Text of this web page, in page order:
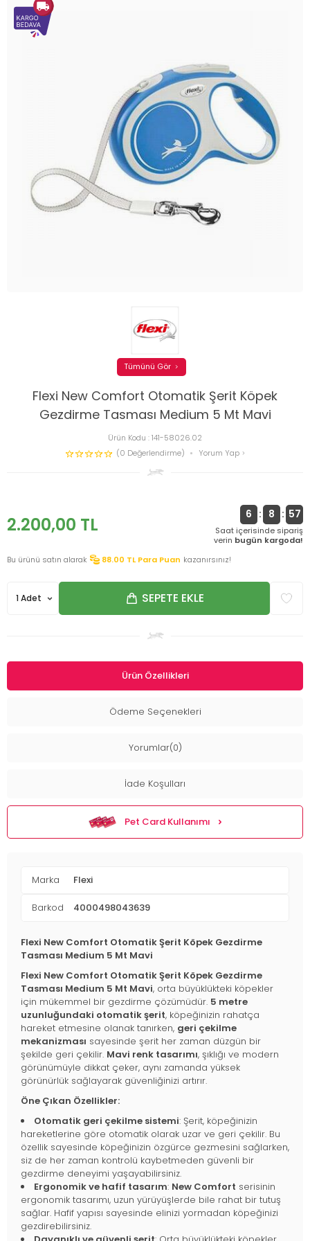
Flexi New Comfort Otomatik Şerit Köpek
Gezdirme Tasması Medium 5 Mt Mavi
Ürün Kodu :141-58026.02
(0 Değerlendirme)
Yorum Yap
Tümünü Gör
2.200,00 TL 6 : 8 : 57
Saat içerisinde sipariş
verin bugün kargoda!
Bu ürünü satın alarak
88.00 TL Para Puan kazanırsınız!
SEPETE EKLE
Ürün Özellikleri
Ödeme Seçenekleri
Yorumlar(0)
İade Koşulları
Pet Card Kullanımı
Marka Flexi
Barkod 4000498043639
Flexi New Comfort Otomatik Şerit Köpek Gezdirme
Tasması Medium 5 Mt Mavi
Flexi New Comfort Otomatik Şerit Köpek Gezdirme
Tasması Medium 5 Mt Mavi, orta büyüklükteki köpekler
için mükemmel bir gezdirme çözümüdür. 5 metre
uzunluğundaki otomatik şerit, köpeğinizin rahatça
hareket etmesine olanak tanırken, geri çekilme
mekanizması sayesinde şerit her zaman düzgün bir
şekilde geri çekilir. Mavi renk tasarımı, şıklığı ve modern
görünümüyle dikkat çeker, aynı zamanda yüksek
görünürlük sağlayarak güvenliğinizi artırır.
Öne Çıkan Özellikler:
Otomatik geri çekilme sistemi: Şerit, köpeğinizin
hareketlerine göre otomatik olarak uzar ve geri çekilir. Bu
özellik sayesinde köpeğinizin özgürce gezmesini sağlarken,
siz de her zaman kontrolü kaybetmeden güvenli bir
gezdirme deneyimi yaşayabilirsiniz.
Ergonomik ve hafif tasarım: New Comfort serisinin
ergonomik tasarımı, uzun yürüyüşlerde bile rahat bir tutuş
sağlar. Hafif yapısı sayesinde elinizi yormadan köpeğinizi
gezdirebilirsiniz.